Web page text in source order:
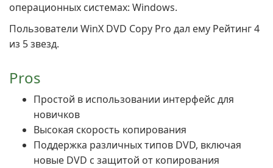
операционных системах: Windows.
Пользователи WinX DVD Copy Pro дал ему Рейтинг 4
из 5 звезд.
Pros
Простой в использовании интерфейс для
новичков
Высокая скорость копирования
Поддержка различных типов DVD, включая
новые DVD с защитой от копирования